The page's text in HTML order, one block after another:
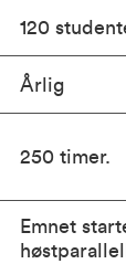
120
Årlig
250 timer.
Emnet